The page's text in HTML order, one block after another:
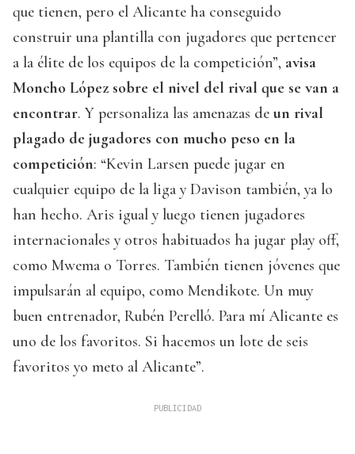
que tienen, pero el Alicante ha conseguido
construir una plantilla con jugadores que pertencer
a la élite de los equipos de la competición”, avisa
Moncho López sobre el nivel del rival que se van a
encontrar. Y personaliza las amenazas de un rival
plagado de jugadores con mucho peso en la
competición: “Kevin Larsen puede jugar en
cualquier equipo de la liga y Davison también, ya lo
han hecho. Aris igual y luego tienen jugadores
internacionales y otros habituados ha jugar play off,
como Mwema o Torres. También tienen jóvenes que
impulsarán al equipo, como Mendikote. Un muy
buen entrenador, Rubén Perelló. Para mí Alicante es
uno de los favoritos. Si hacemos un lote de seis
favoritos yo meto al Alicante”.